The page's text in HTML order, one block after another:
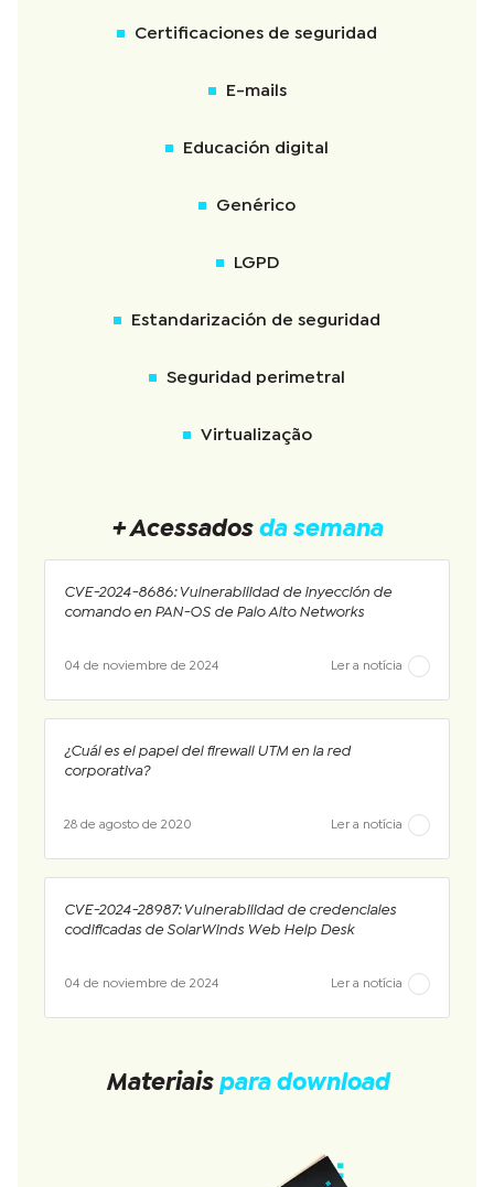
Certificaciones de seguridad
E-mails
Educación digital
Genérico
LGPD
Estandarización de seguridad
Seguridad perimetral
Virtualização
+ Acessados da semana
CVE-2024-8686: Vulnerabilidad de inyección de
comando en PAN-OS de Palo Alto Networks
04 de noviembre de 2024 Ler a notícia
¿Cuál es el papel del firewall UTM en la red
corporativa?
28 de agosto de 2020 Ler a notícia
CVE-2024-28987: Vulnerabilidad de credenciales
codificadas de SolarWinds Web Help Desk
04 de noviembre de 2024 Ler a notícia
Materiais para download